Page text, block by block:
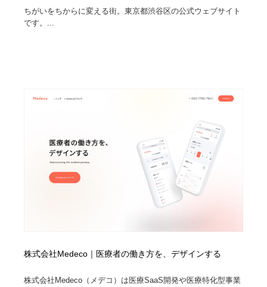
ちがいをちからに変える街。東京都渋谷区の公式ウェブサイト
です。...
株式会社Medeco｜医療者の働き方を、デザインする
株式会社Medeco（メデコ）は医療SaaS開発や医療特化型事業